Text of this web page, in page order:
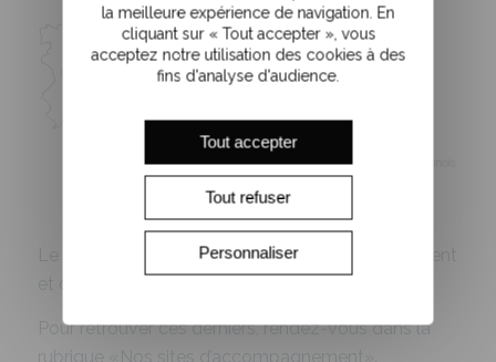
Le service intervient sur l’ensemble du département
Pour retrouver ces derniers, rendez-vous dans la
rubrique «
Nos sites d’accompagnement
la meilleure expérience de navigation. En
cliquant sur « Tout accepter », vous
acceptez notre utilisation des cookies à des
fins d'analyse d'audience.
Tout accepter
Tout refuser
Personnaliser